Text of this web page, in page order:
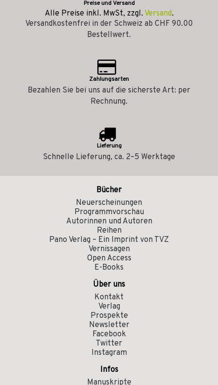
Preise und Versand
Alle Preise inkl. MwSt, zzgl. Versand.
Versandkostenfrei in der Schweiz ab CHF 90.00
Bestellwert.
Zahlungsarten
Bezahlen Sie bei uns auf die sicherste Art: per
Rechnung.
Lieferung
Schnelle Lieferung, ca. 2–5 Werktage
Bücher
Neuerscheinungen
Programmvorschau
Autorinnen und Autoren
Reihen
Pano Verlag – Ein Imprint von TVZ
Vernissagen
Open Access
E-Books
Über uns
Kontakt
Verlag
Prospekte
Newsletter
Facebook
Twitter
Instagram
Infos
Manuskripte